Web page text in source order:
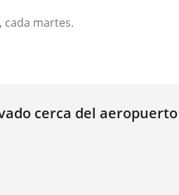
cada martes.
cerca del